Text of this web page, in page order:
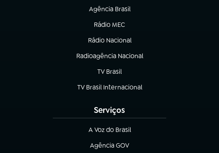
Agência Brasil
(abre em nova aba)
Rádio MEC
Rádio Nacional
(abre em nova aba)
Radioagência Nacional
(abre em nova aba)
TV Brasil
(abre em nova aba)
TV Brasil Internacional
(abre em nova aba)
Serviços
A Voz do Brasil
(abre em nova aba)
Agência GOV
(abre em nova aba)